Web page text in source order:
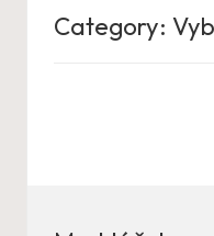
Category: